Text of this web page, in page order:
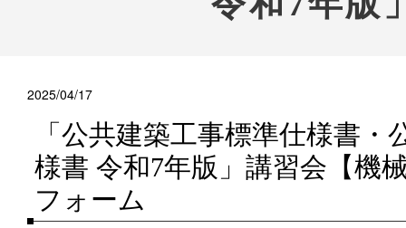
2025/04/17
「公共建築工事標準仕様書
様書 令和7年版」講習会【機
フォーム